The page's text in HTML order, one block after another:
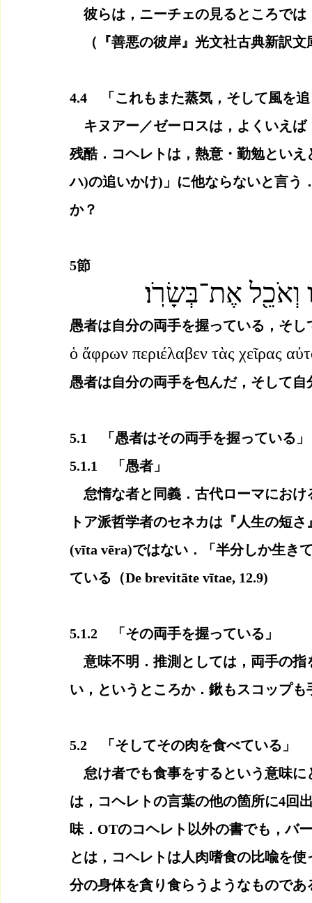
彼らは，ニーチェの見るところでは
（『善悪の彼岸』光文社古典新訳文
4.4　「これもまた蒸気，そして風を
キヌアー／ゼーロスは，よくいえば
残酷．コヘレトは，熱意・勤勉とい
ハ)の追いかけ)」に他ならないと言う
か？
5節
וְאֹכֵ֖ל אֶת־בְּשָׂרֹֽו׃
愚者は自分の両手を握っている，そ
ὁ ἄφρων περιέλαβεν τὰς χεῖρας
愚者は自分の両手を包んだ，そして
5.1　「愚者はその両手を握っている」
5.1.1　「愚者」
怠惰な者と同義．古代ローマにおけ
トア派哲学者のセネカは『人生の短
(vīta vēra)ではない．「半分しか生き
ている（De brevitāte vītae, 12.9)
5.1.2　「その両手を握っている」
意味不明．推測としては，両手の指
い，というところか．鍬もスコップ
5.2　「そしてその肉を食べている」
怠け者でも食事をするという意味に
は，コヘレトの言葉の他の箇所に4回
味．OTのコヘレト以外の書でも，バ
とは，コヘレトは人肉嗜食の比喩を
分の身体を貪り食らうようなもので